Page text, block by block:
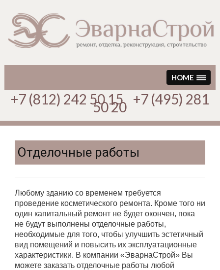
HOME
+7 (812) 242 50 15 +7 (495) 281
50 20
Отделочные работы
Любому зданию со временем требуется
проведение косметического ремонта. Кроме того ни
один капитальный ремонт не будет окончен, пока
не будут выполнены отделочные работы,
необходимые для того, чтобы улучшить эстетичный
вид помещений и повысить их эксплуатационные
характеристики. В компании «ЭварнаСтрой» Вы
можете заказать отделочные работы любой